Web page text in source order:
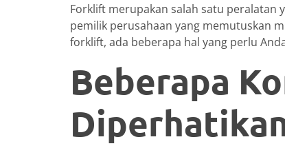
Forklift merupakan salah satu peralatan
pemilik perusahaan yang memutuskan
forklift, ada beberapa hal yang perlu
Beberapa